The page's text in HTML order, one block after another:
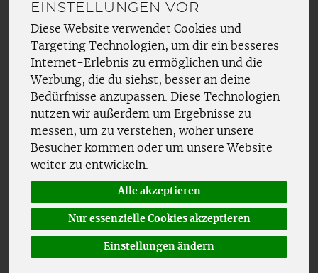
EINSTELLUNGEN VOR
Diese Website verwendet Cookies und
Targeting Technologien, um dir ein besseres
Internet-Erlebnis zu ermöglichen und die
Werbung, die du siehst, besser an deine
Bedürfnisse anzupassen. Diese Technologien
nutzen wir außerdem um Ergebnisse zu
messen, um zu verstehen, woher unsere
Besucher kommen oder um unsere Website
weiter zu entwickeln.
Alle akzeptieren
Nur essenzielle Cookies akzeptieren
Einstellungen ändern
Wasser
32
Wein
Wellness- & Gesundheitsdrinks
Aperitiv, Schnaps, Likör
Glühwein & Punsch
Ernährung